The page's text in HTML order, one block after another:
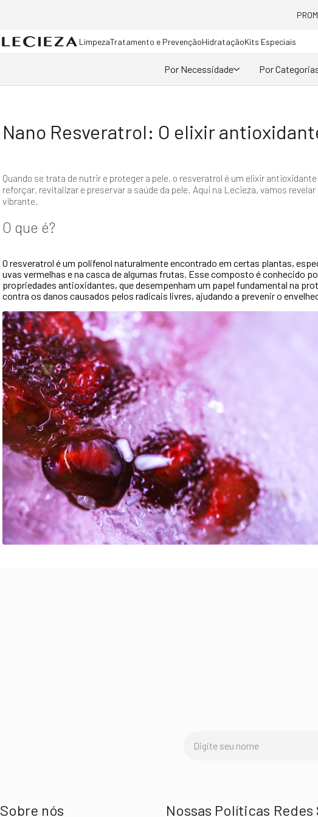
LimpezaTratamento e PrevençãoHidrataçãoKits Especiais
Por Necessidade Por
Nano Resveratrol: O elixir
Quando se trata de nutrir e proteger a pele, o resveratrol é um elixir
reforçar, revitalizar e preservar a saúde da pele. Aqui na Lecieza, vamos
vibrante.
O que é?
O resveratrol é um polifenol naturalmente encontrado em certas plantas,
uvas vermelhas e na casca de algumas frutas. Esse composto é conhecido
propriedades antioxidantes, que desempenham um papel fundamental na
contra os danos causados pelos radicais livres, ajudando a prevenir o
Sobre nós Nossas Políticas